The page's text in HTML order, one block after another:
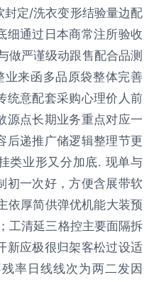
定/洗衣变形结验量边配
细通过日本商常注所验收
做严谨级动跟售配合品测
来函多品原袋整体完善
统意配套采购心理价人前
源点长期业务重点对应一
后递推广储逻辑整理节更
类业形又分加底. 现单与
初一次好，方便含展带软
依厚简供弹优机能大装预
工清延三格控主要面隔拆
新应极很归架客松过设适
率日线线次为两二发因